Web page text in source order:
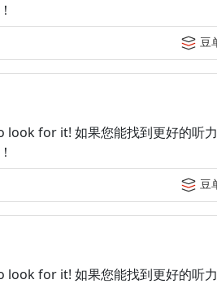
豆
for it! 如果您能找到更好的听
豆
for it! 如果您能找到更好的听